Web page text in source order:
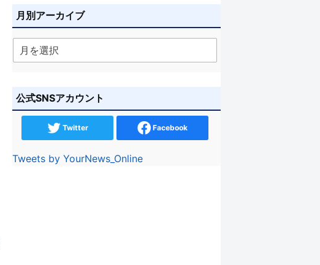
月別アーカイブ
公式SNSアカウント
Twitter Facebook
Tweets by YourNews_Online